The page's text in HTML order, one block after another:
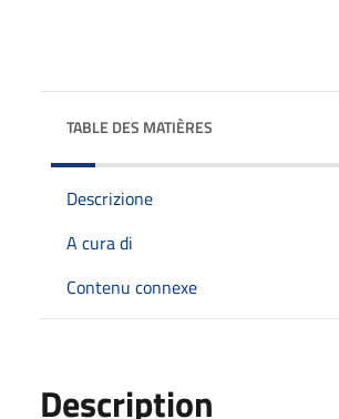
TABLE DES MATIÈRES
Descrizione
A cura di
Contenu connexe
Description